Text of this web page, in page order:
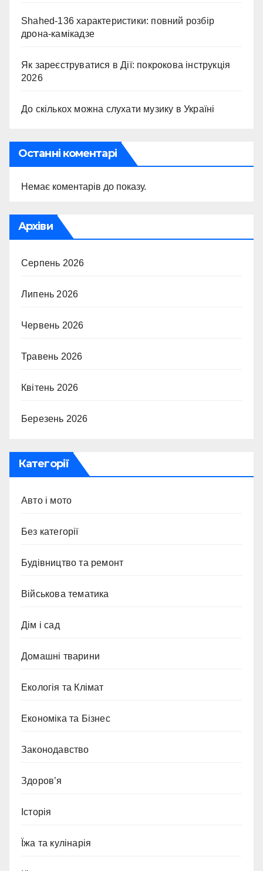
Shahed-136 характеристики: повний розбір
дрона-камікадзе
Як зареєструватися в Дії: покрокова інструкція
2026
До скількох можна слухати музику в Україні
Останні коментарі
Немає коментарів до показу.
Архіви
Серпень 2026
Липень 2026
Червень 2026
Травень 2026
Квітень 2026
Березень 2026
Категорії
Авто і мото
Без категорії
Будівництво та ремонт
Військова тематика
Дім і сад
Домашні тварини
Екологія та Клімат
Економіка та Бізнес
Законодавство
Здоров’я
Історія
Їжа та кулінарія